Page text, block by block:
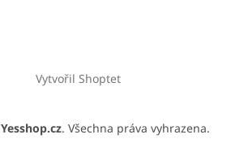
Vytvořil Shoptet
Yesshop.cz. Všechna práva vyhrazena.